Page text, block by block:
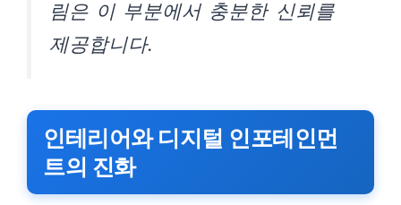
림은 이 부분에서 충분한 신뢰를
제공합니다.
인테리어와 디지털 인포테인먼
트의 진화